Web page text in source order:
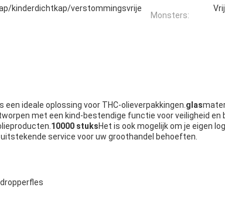
kinderdichtkap/verstommingsvrije
Monsters:
een ideale oplossing voor THC-olieverpakkingen.glas
met een kind-bestendige functie voor veiligheid en
10000 stuksHet is ook mogelijk om je eigen
service voor uw groothandel behoeften.